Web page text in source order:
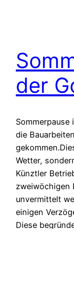
der
die
Wetter,
Künztler
zweiwöchigen
unvermittelt
einigen
Diese